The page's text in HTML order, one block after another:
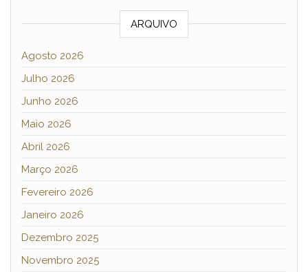
ARQUIVO
Agosto 2026
Julho 2026
Junho 2026
Maio 2026
Abril 2026
Março 2026
Fevereiro 2026
Janeiro 2026
Dezembro 2025
Novembro 2025